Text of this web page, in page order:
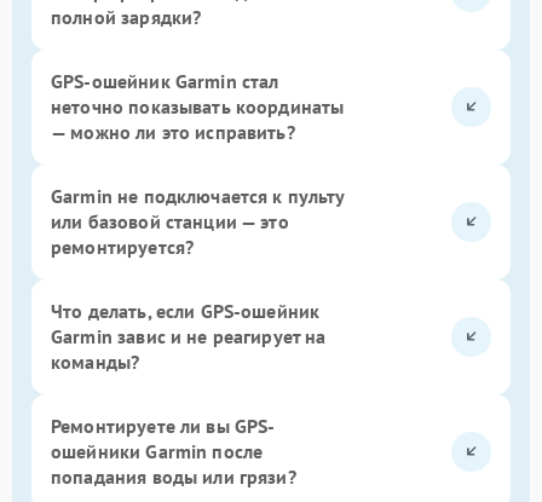
полной зарядки?
GPS-ошейник Garmin стал
неточно показывать координаты
— можно ли это исправить?
Garmin не подключается к пульту
или базовой станции — это
ремонтируется?
Что делать, если GPS-ошейник
Garmin завис и не реагирует на
команды?
Ремонтируете ли вы GPS-
ошейники Garmin после
попадания воды или грязи?